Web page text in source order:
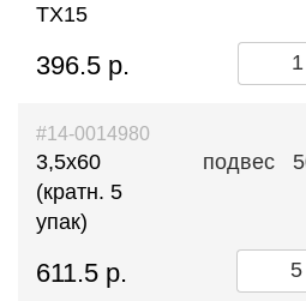
TX15
396.5 р.
#14-0014980
3,5х60
(кратн. 5
упак)
подвес
611.5 р.